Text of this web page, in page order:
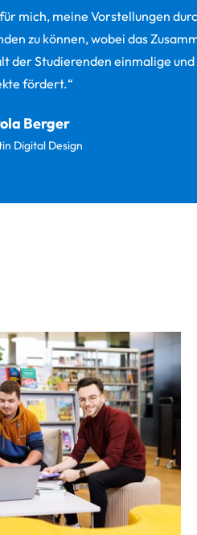
mich, meine Vorstellungen
zu können, wobei das
der Studierenden einmalige
fördert.“
Berger
Digital Design
Offene Studiengänge